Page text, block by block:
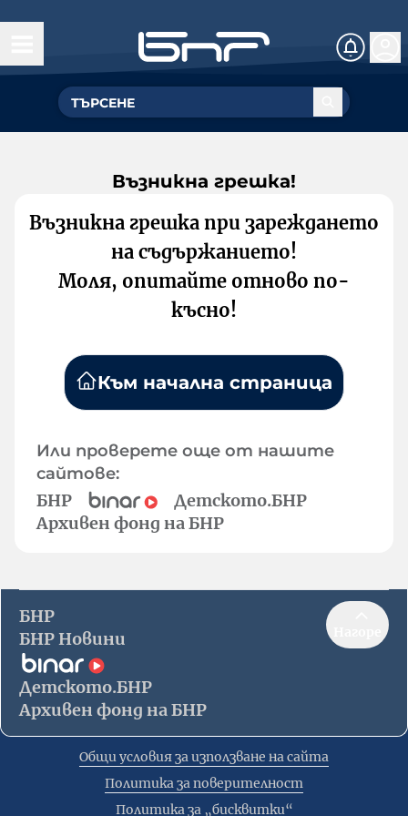
Възникна грешка!
Възникна грешка при зареждането
на съдържанието!
Моля, опитайте отново по-
късно!
Към начална страница
Или проверете още от нашите
сайтове:
БНР
Детското.БНР
Архивен фонд на БНР
БНР
БНР Новини
Детското.БНР
Архивен фонд на БНР
Общи условия за използване на сайта
Политика за поверителност
Политика за „бисквитки“